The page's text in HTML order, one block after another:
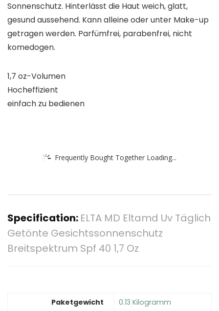
Sonnenschutz. Hinterlässt die Haut weich, glatt,
gesund aussehend. Kann alleine oder unter Make-up
getragen werden. Parfümfrei, parabenfrei, nicht
komedogen.
1,7 oz-Volumen
Hocheffizient
einfach zu bedienen
Frequently Bought Together Loading...
Specification: ELTA MD Eltamd Uv Täglich
Getönte Gesichtssonnenschutz
Breitspektrum Spf 40 1,7 Oz
Paketgewicht ‎0.13 Kilogramm